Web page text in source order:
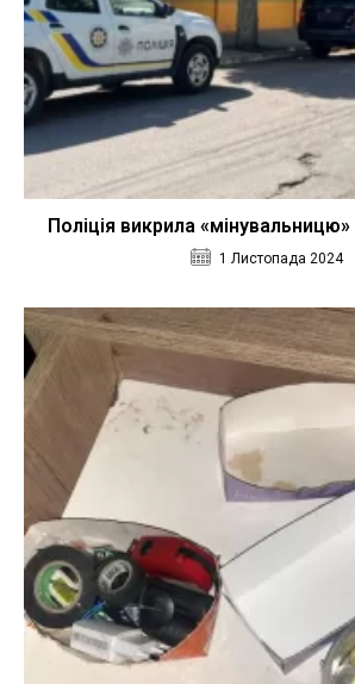
Поліція викрила
1 Листопада 2024